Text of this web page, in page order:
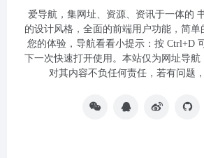
爱导航，集网址、资源、资讯于一体的
的设计风格，全面的前端用户功能，简单
您的体验，导航看看小提示：按 Ctrl+D
下一次快速打开使用。本站仅为网址导航
对其内容不负任何责任，若有问题